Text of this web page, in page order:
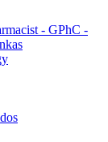
- GPhC -